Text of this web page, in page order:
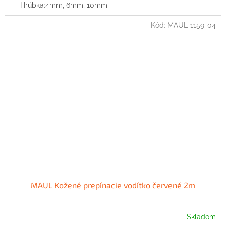
Hrúbka:4mm, 6mm, 10mm
MAUL Kožené prepínacie vodítko červené 2m
Skladom
Kód: MAUL-1159-04